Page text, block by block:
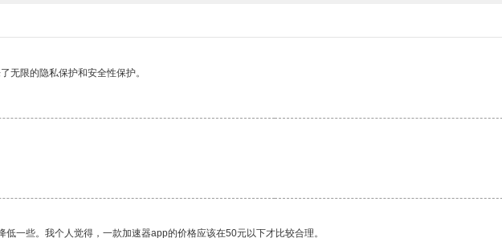
无限的隐私保护和安全性保护。
一些。我个人觉得，一款加速器app的价格应该在50元以下才比较合理。